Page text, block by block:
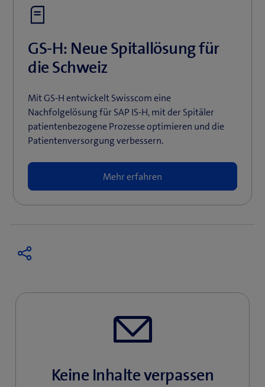
GS-H: Neue Spitallösung für
die Schweiz
Mit GS-H entwickelt Swisscom eine
Nachfolgelösung für SAP IS-H, mit der Spitäler
patientenbezogene Prozesse optimieren und die
Patientenversorgung verbessern.
Mehr erfahren
Keine Inhalte verpassen